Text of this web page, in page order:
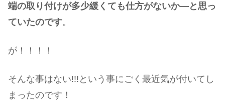
端の取り付けが多少緩くても仕方がないか―と思っ
ていたのです。
が！！！！
そんな事はない!!!という事にごく最近気が付いてし
まったのです！